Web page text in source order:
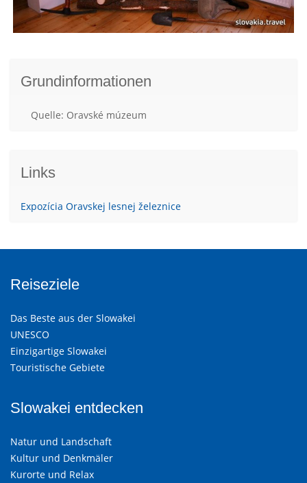
Grundinformationen
Quelle: Oravské múzeum
Links
Expozícia Oravskej lesnej železnice
Reiseziele
Das Beste aus der Slowakei
UNESCO
Einzigartige Slowakei
Touristische Gebiete
Slowakei entdecken
Natur und Landschaft
Kultur und Denkmäler
Kurorte und Relax